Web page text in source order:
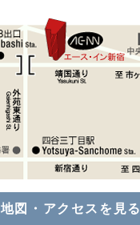
地図・アクセスを見る